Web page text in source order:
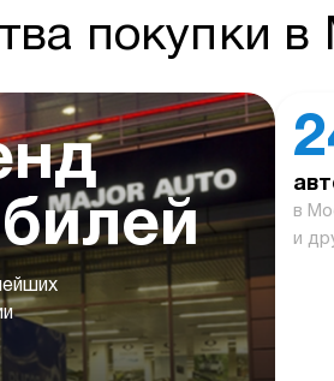
покупки в
в
и